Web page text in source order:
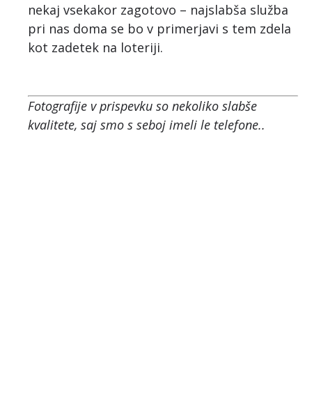
nekaj vsekakor zagotovo – najslabša služba
pri nas doma se bo v primerjavi s tem zdela
kot zadetek na loteriji.
Fotografije v prispevku so nekoliko slabše
kvalitete, saj smo s seboj imeli le telefone..